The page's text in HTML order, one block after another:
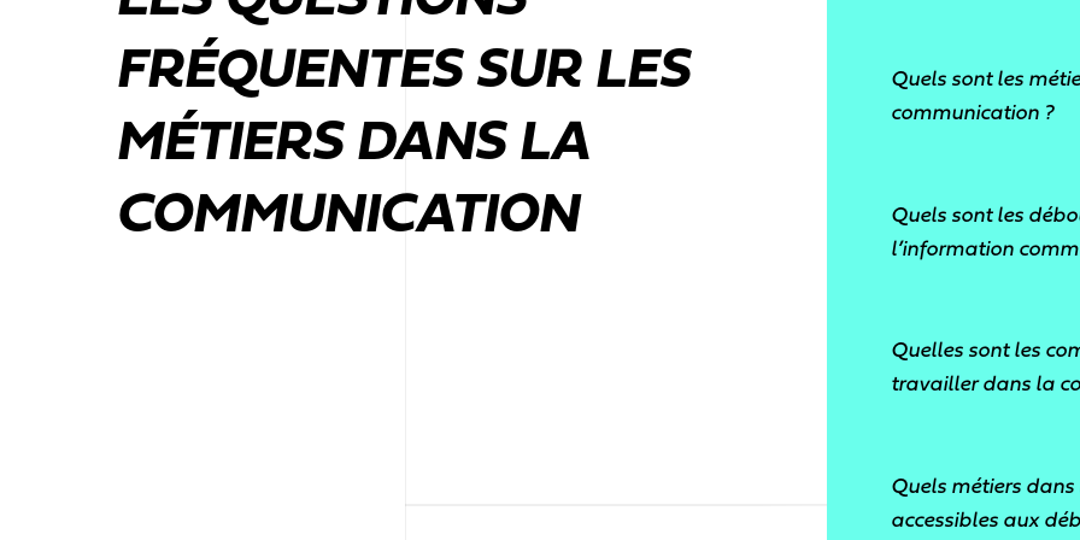
FRÉQUENTES SUR LES
MÉTIERS DANS LA
COMMUNICATION
Quels sont les
communication ?
la communication
Chargé de
Monteur vidéo
Archiviste
Bibliothécaire
Quels sont les
l’information
Les débouchés
communication
associations, les
Quelles sont les
travailler dans la
dans la
Quels métiers
accessibles aux